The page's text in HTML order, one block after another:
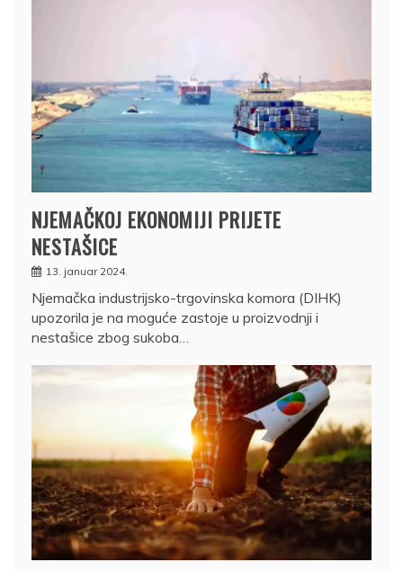
NJEMAČKOJ EKONOMIJI PRIJETE
NESTAŠICE
13. januar 2024.
Njemačka industrijsko-trgovinska komora (DIHK)
upozorila je na moguće zastoje u proizvodnji i
nestašice zbog sukoba…